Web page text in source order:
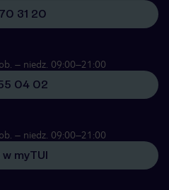
31 20
– niedz. 09:00–21:00
04 02
– niedz. 09:00–21:00
myTUI